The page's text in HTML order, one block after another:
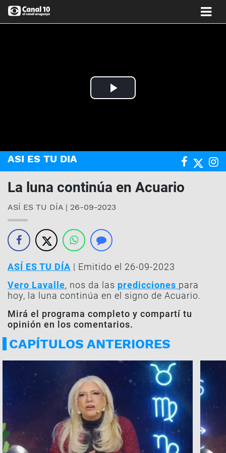
Play
ASI ES TU DIA
La luna continúa en Acuario
ASÍ ES TU DÍA | 26-09-2023
ASÍ ES TU DÍA | Emitido el 26-09-2023
Vero Lavalle, nos da las predicciones para
hoy, la luna continúa en el signo de Acuario.
Mirá el programa completo y compartí tu
opinión en los comentarios.
CAPÍTULOS ANTERIORES